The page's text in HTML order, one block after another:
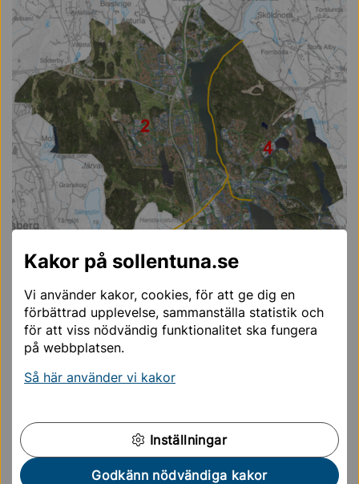
Kakor på sollentuna.se
Vi använder kakor, cookies, för att ge dig en
förbättrad upplevelse, sammanställa statistik och
för att viss nödvändig funktionalitet ska fungera
på webbplatsen.
Så här använder vi kakor
Inställningar
Godkänn nödvändiga kakor
från privata fastigheter.